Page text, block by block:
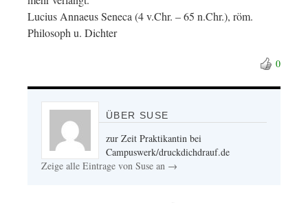
Lucius Annaeus Seneca (4 v.Chr. – 65 n.Chr.), röm.
Philosoph u. Dichter
0
ÜBER SUSE
zur Zeit Praktikantin bei
Campuswerk/druckdichdrauf.de
Zeige alle Eintrage von Suse an →